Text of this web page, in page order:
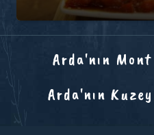
Arda'nın
Arda'nın